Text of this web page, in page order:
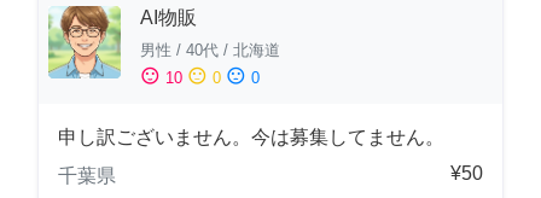
AI物販
男性 / 40代 / 北海道
sentiment_satisfied 10 sentiment_neutral 0 sentiment_dissatisfied 0
申し訳ございません。今は募集してません。
千葉県
¥50